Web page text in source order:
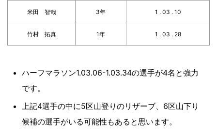
米田 智哉 3年 1 . 03 . 10
竹村 拓真 1年 1 . 03 . 28
ハーフマラソン1.03.06-1.03.34の選手が4名と強力
です。
上記4選手の中に5区山登りのリザーブ、6区山下り
候補の選手がいる可能性もあると思います。